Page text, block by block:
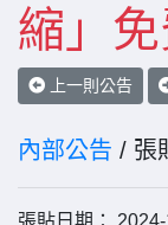
縮」免
上一則公告
內部公告 / 張
張貼日期：